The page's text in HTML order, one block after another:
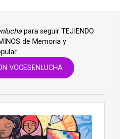
para seguir TEJIENDO
de Memoria y
VOCESENLUCHA